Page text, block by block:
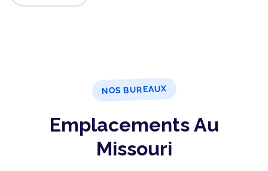
NOS BUREAUX
Emplacements Au
Missouri